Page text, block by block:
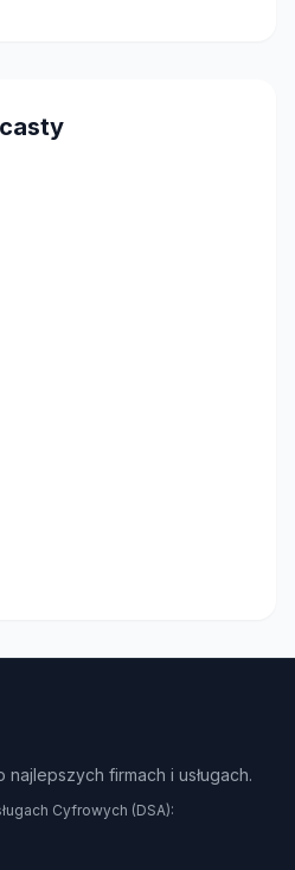
firmach i usługach.
Cyfrowych (DSA):